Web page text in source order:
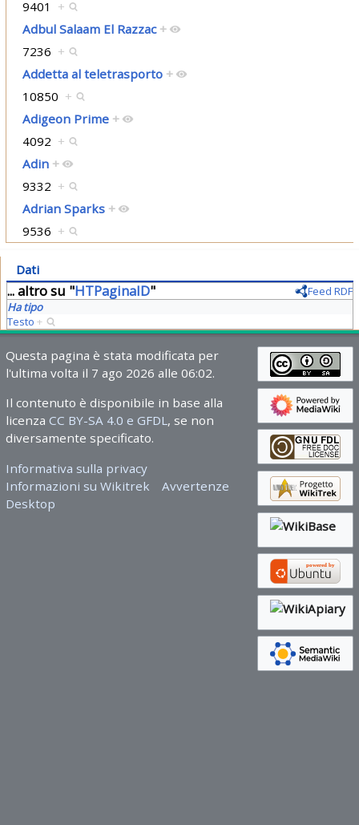
9401 +
Adbul Salaam El Razzac +
7236 +
Addetta al teletrasporto +
10850 +
Adigeon Prime +
4092 +
Adin +
9332 +
Adrian Sparks +
9536 +
Dati
... altro su "HTPaginaID"
Feed RDF
Ha tipo
Testo +
Questa pagina è stata modificata per
l'ultima volta il 7 ago 2026 alle 06:02.
Il contenuto è disponibile in base alla
licenza CC BY-SA 4.0 e GFDL, se non
diversamente specificato.
Informativa sulla privacy
Informazioni su Wikitrek
Avvertenze
Desktop